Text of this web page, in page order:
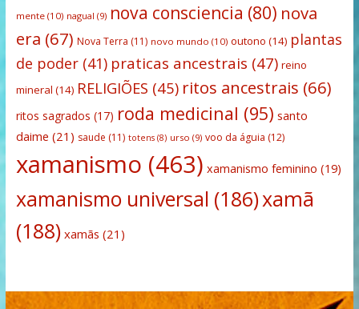
mente(10) nagual (9) nova consciencia (80) nova
era (67) Nova Terra (11) novo mundo (10) outono (14) plantas
de poder(41) praticas ancestrais (47) reino
mineral (14) RELIGIÕES (45) ritos ancestrais (66)
ritos sagrados (17) roda medicinal (95) santo
daime (21) saude (11) totens(8) urso (9) voo da águia (12)
xamanismo (463) xamanismo feminino (19)
xamanismo universal (186)xamã
(188) xamãs (21)